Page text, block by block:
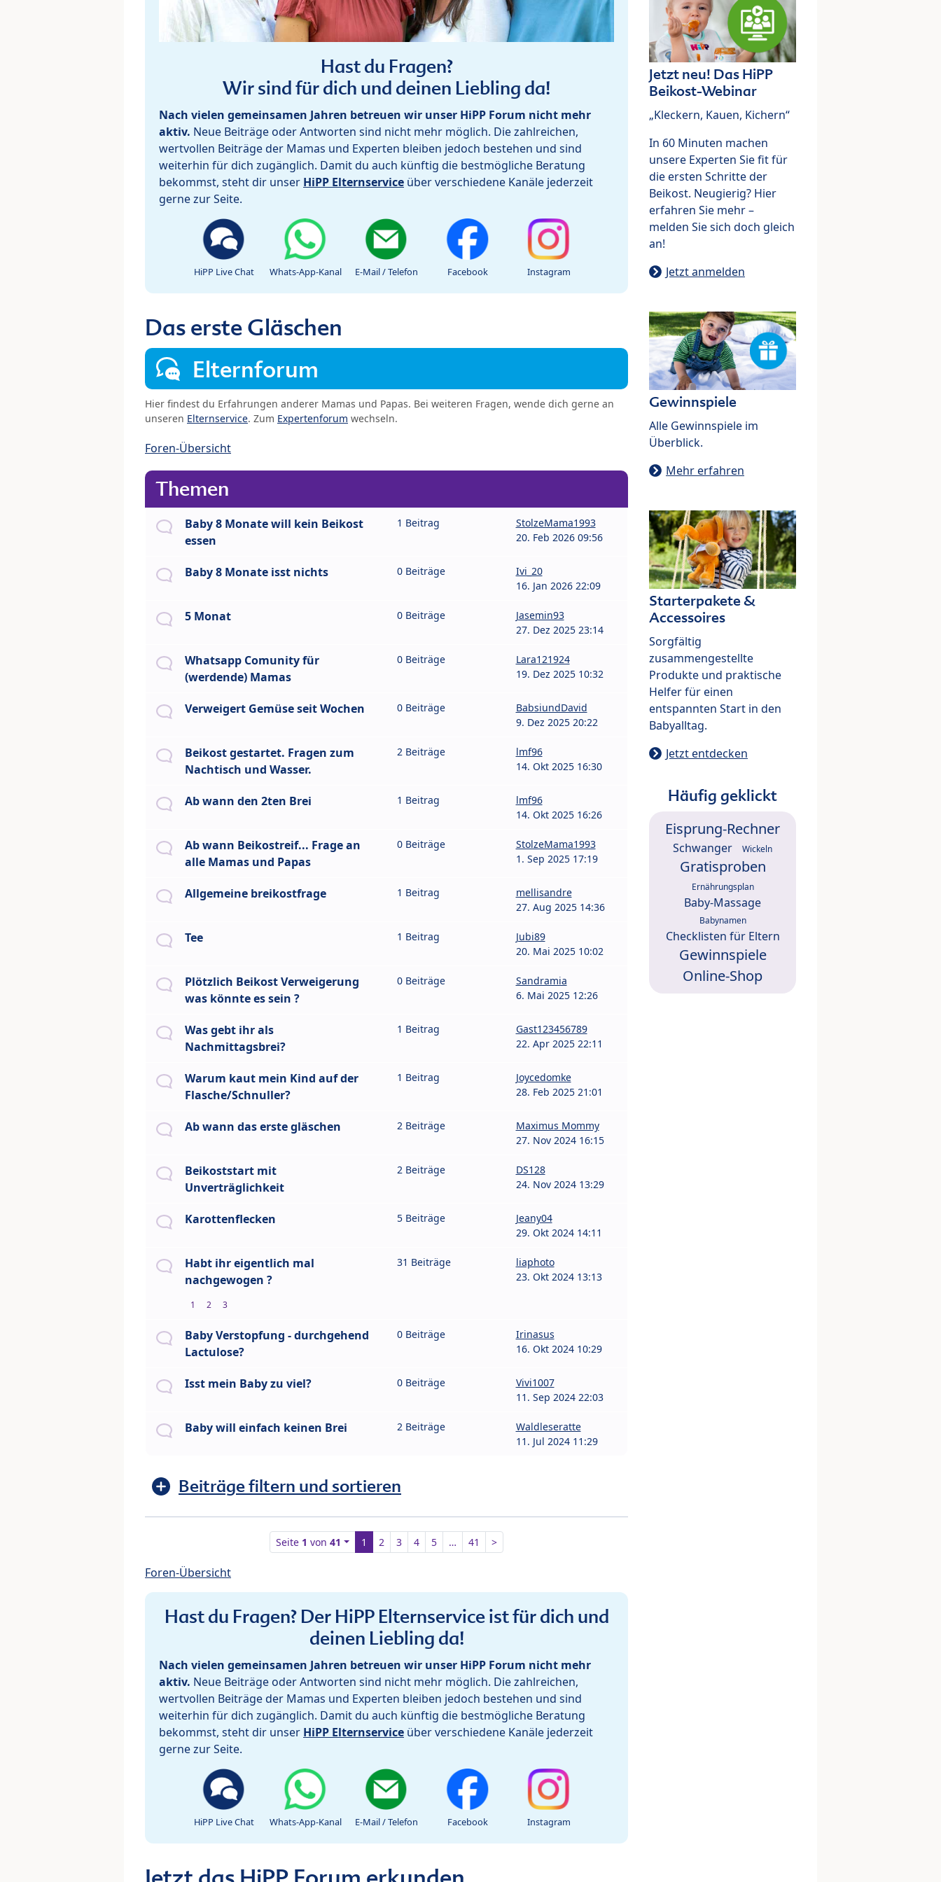
Hast du Fragen?
Wir sind für dich und deinen Liebling da!
Nach vielen gemeinsamen Jahren betreuen wir unser HiPP Forum nicht mehr
aktiv. Neue Beiträge oder Antworten sind nicht mehr möglich. Die zahlreichen,
wertvollen Beiträge der Mamas und Experten bleiben jedoch bestehen und sind
weiterhin für dich zugänglich. Damit du auch künftig die bestmögliche Beratung
bekommst, steht dir unser HiPP Elternservice über verschiedene Kanäle jederzeit
gerne zur Seite.
HiPP Live Chat Whats-App-Kanal E-Mail / Telefon Facebook Instagram
Das erste Gläschen
Elternforum
Hier findest du Erfahrungen anderer Mamas und Papas. Bei weiteren Fragen, wende dich gerne an
unseren Elternservice. Zum Expertenforum wechseln.
Foren-Übersicht
Themen
Baby 8 Monate will kein Beikost
essen
1 Beitrag
StolzeMama1993
20. Feb 2026 09:56
Baby 8 Monate isst nichts 0 Beiträge
Ivi_20
16. Jan 2026 22:09
5 Monat 0 Beiträge
Jasemin93
27. Dez 2025 23:14
Whatsapp Comunity für
(werdende) Mamas
0 Beiträge
Lara121924
19. Dez 2025 10:32
Verweigert Gemüse seit Wochen 0 Beiträge
BabsiundDavid
9. Dez 2025 20:22
Beikost gestartet. Fragen zum
Nachtisch und Wasser.
2 Beiträge
lmf96
14. Okt 2025 16:30
Ab wann den 2ten Brei 1 Beitrag
lmf96
14. Okt 2025 16:26
Ab wann Beikostreif... Frage an
alle Mamas und Papas
0 Beiträge
StolzeMama1993
1. Sep 2025 17:19
Allgemeine breikostfrage 1 Beitrag
mellisandre
27. Aug 2025 14:36
Tee 1 Beitrag
Jubi89
20. Mai 2025 10:02
Plötzlich Beikost Verweigerung
was könnte es sein ?
0 Beiträge
Sandramia
6. Mai 2025 12:26
Was gebt ihr als
Nachmittagsbrei?
1 Beitrag
Gast123456789
22. Apr 2025 22:11
Warum kaut mein Kind auf der
Flasche/Schnuller?
1 Beitrag
Joycedomke
28. Feb 2025 21:01
Ab wann das erste gläschen 2 Beiträge
Maximus Mommy
27. Nov 2024 16:15
Beikoststart mit
Unverträglichkeit
2 Beiträge
DS128
24. Nov 2024 13:29
Karottenflecken 5 Beiträge
Jeany04
29. Okt 2024 14:11
Habt ihr eigentlich mal
nachgewogen ?
1 2 3
31 Beiträge
liaphoto
23. Okt 2024 13:13
Baby Verstopfung - durchgehend
Lactulose?
0 Beiträge
Irinasus
16. Okt 2024 10:29
Isst mein Baby zu viel? 0 Beiträge
Vivi1007
11. Sep 2024 22:03
Baby will einfach keinen Brei 2 Beiträge
Waldleseratte
11. Jul 2024 11:29
Beiträge filtern und sortieren
Seite 1 von41 1 2 3 4 5 … 41 >
Foren-Übersicht
Hast du Fragen? Der HiPP Elternservice ist für dich und
deinen Liebling da!
Nach vielen gemeinsamen Jahren betreuen wir unser HiPP Forum nicht mehr
aktiv. Neue Beiträge oder Antworten sind nicht mehr möglich. Die zahlreichen,
wertvollen Beiträge der Mamas und Experten bleiben jedoch bestehen und sind
weiterhin für dich zugänglich. Damit du auch künftig die bestmögliche Beratung
bekommst, steht dir unser HiPP Elternservice über verschiedene Kanäle jederzeit
gerne zur Seite.
HiPP Live Chat Whats-App-Kanal E-Mail / Telefon Facebook Instagram
Jetzt neu! Das HiPP
Beikost-Webinar
„Kleckern, Kauen, Kichern“
In 60 Minuten machen
unsere Experten Sie fit für
die ersten Schritte der
Beikost. Neugierig? Hier
erfahren Sie mehr –
melden Sie sich doch gleich
an!
Jetzt anmelden
Gewinnspiele
Alle Gewinnspiele im
Überblick.
Mehr erfahren
Starterpakete &
Accessoires
Sorgfältig
zusammengestellte
Produkte und praktische
Helfer für einen
entspannten Start in den
Babyalltag.
Jetzt entdecken
Häufig geklickt
Eisprung-Rechner
Schwanger Wickeln
Gratisproben
Ernährungsplan
Baby-Massage
Babynamen
Checklisten für Eltern
Gewinnspiele
Online-Shop